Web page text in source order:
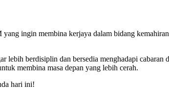
ingin membina kerjaya dalam bidang
berdisiplin dan bersedia menghadapi cabaran
membina masa depan yang lebih cerah.
hari ini!